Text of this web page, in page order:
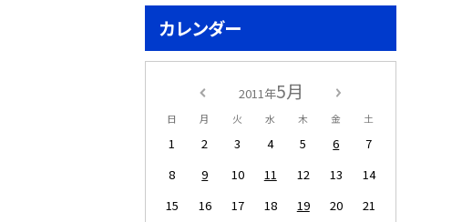
カレンダー
2011年5月
日 月 火 水 木 金 土
1 2 3 4 5 6
7
8
9 10 11 12 13
14
15
16 17 18 19 20
21